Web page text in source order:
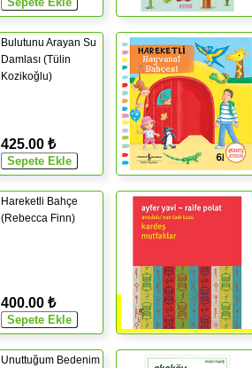
Bulutunu Arayan Su
Damlası (Tülin
Kozikoğlu)
425.00 ₺
Hareketli Bahçe
(Rebecca Finn)
400.00 ₺
Unuttuğum Bedenim